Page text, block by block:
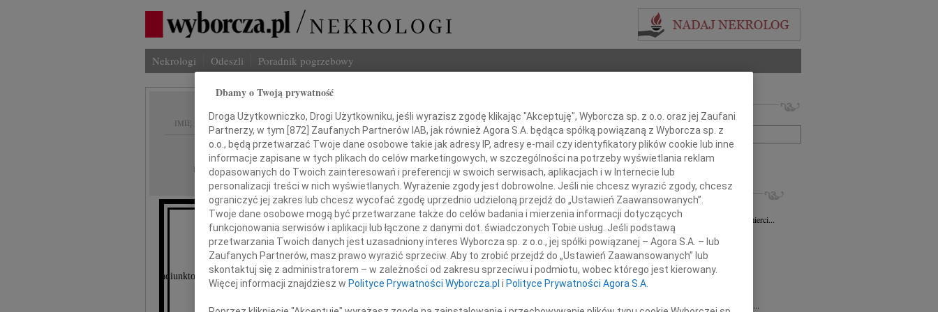
Nekrologi Odeszli Poradnik pogrzebowy
IMIĘ I NAZWISKO:
REGION: Łódź
DATA EMISJI: 24.08.2011
Dr n. med. Katarzynie Haładaj
adiunktowi Kliniki Propedeutyki Pediatrii i Chorób Metabolicznych Kości Uniwersytetu Medycznego
Imię i nazwisko lub numer ogłoszenia:
+ szukanie zaawansowane
INNE NEKROLOGI
Tadeusz Gapiński 03.08.2026
Z dużym żalem przyjęliśmy wiadomość o śmierci...
31.07.2026Łódź
Wyrazy głębokiego współczucia dla...
29.07.2026
Łódź
Wyrazy współczucia Pani Janinie...
27.07.2026
Pani Joannie Nowińskiej wyrazy głębokiego...
Dbamy o Twoją prywatność
Droga Użytkowniczko, Drogi Użytkowniku, jeśli wyrazisz zgodę klikając "Akceptuję", Wyborcza sp. z o.o. oraz jej Zaufani
Partnerzy, w tym [872] Zaufanych Partnerów IAB, jak również Agora S.A. będąca spółką powiązaną z Wyborcza sp. z
o.o., będą przetwarzać Twoje dane osobowe takie jak adresy IP, adresy e-mail czy identyfikatory plików cookie lub inne
informacje zapisane w tych plikach do celów marketingowych, w szczególności na potrzeby wyświetlania reklam
dopasowanych do Twoich zainteresowań i preferencji w swoich serwisach, aplikacjach i w Internecie lub
personalizacji treści w nich wyświetlanych. Wyrażenie zgody jest dobrowolne. Jeśli nie chcesz wyrazić zgody, chcesz
ograniczyć jej zakres lub chcesz wycofać zgodę uprzednio udzieloną przejdź do „Ustawień Zaawansowanych”.
Twoje dane osobowe mogą być przetwarzane także do celów badania i mierzenia informacji dotyczących
funkcjonowania serwisów i aplikacji lub łączone z danymi dot. świadczonych Tobie usług. Jeśli podstawą
przetwarzania Twoich danych jest uzasadniony interes Wyborcza sp. z o.o., jej spółki powiązanej – Agora S.A. – lub
Zaufanych Partnerów, masz prawo wyrazić sprzeciw. Aby to zrobić przejdź do „Ustawień Zaawansowanych” lub
skontaktuj się z administratorem – w zależności od zakresu sprzeciwu i podmiotu, wobec którego jest kierowany.
Więcej informacji znajdziesz w Polityce Prywatności Wyborcza.pl i Polityce Prywatności Agora S.A.